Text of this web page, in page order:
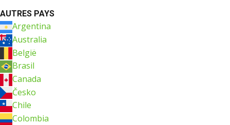
AUTRES PAYS
Argentina
Australia
België
Brasil
Canada
Česko
Chile
Colombia